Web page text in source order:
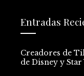
Entradas
Creadores de
de Disney y Star